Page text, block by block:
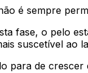
é sempre
fase, o pelo
suscetível ao
para de crescer